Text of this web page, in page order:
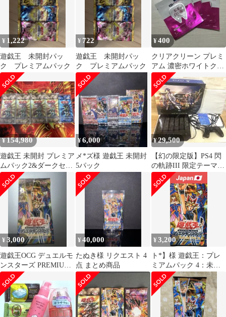
¥ 1,222
遊戯王 未開封パッ
ク プレミアムパック
¥ 722
遊戯王 未開封パッ
ク プレミアムパック
¥400
クリアクリーン プレミ
アム 濃密ホワイトクリ
アパック 3回分
¥154,980
遊戯王 未開封 プレミア
ムパック2&ダークセレ
モニー 豪華5パックセ
ット
¥6,000
メ*ズ様 遊戯王 未開封
5パック
¥29,500
【幻の限定版】PS4 閃
の軌跡III 限定テーマ・
BGM 1TB 箱説付
¥3,000
遊戯王OCG デュエルモ
ンスターズ PREMIUM
PACK 4 未開封1つ
¥40,000
たぬき様 リクエスト 4
点 まとめ商品
¥3,200
ト*】様 遊戯王：プレ
ミアムパック 4：未開
封